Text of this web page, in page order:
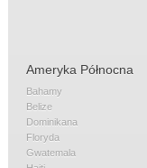
Ameryka Północna
Bahamy
Belize
Dominikana
Floryda
Gwatemala